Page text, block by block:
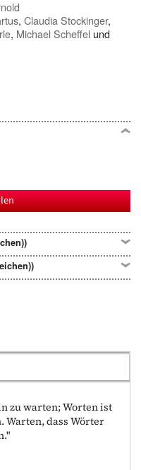
, Claudia Stockinger,
, Michael Scheffel und
zu warten; Worten ist
Warten, dass Wörter